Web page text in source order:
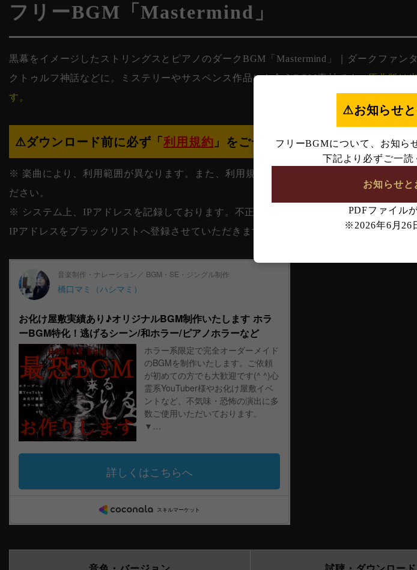
フリーBGM「Mastermind」
黒幕をイメージしたストリングスとピアノのダークBGM「Mastermind」｜ダークファンタ
クトゥルフ神話などに。ミステリーやサスペンス作品にも合うBGM素材です。原曲版は
す。
⚠︎ダウンロード前に必ず「利用規約 」をご一読ください⚠︎
※ 楽曲により、利用範囲が異なります。また、利用規約は定期的に見直しておりますので
ださい。
※ システム上、IPアドレスを記録しております。不正ダウンロード・不正利用などが確認
IPアドレスをブラックリストへ登録させていただきます。
⚠︎お知らせ
フリーBGMについて、お知ら
下記より必ずご一読
お知らせと
PDFファイル
※2026年6月26